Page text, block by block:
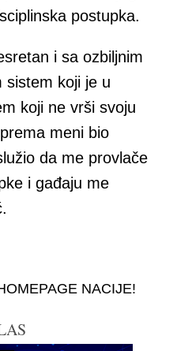
postupka.
i sa ozbiljnim
sistem koji je u
koji ne vrši svoju
meni bio
da me provlače
i gađaju me
NACIJE!